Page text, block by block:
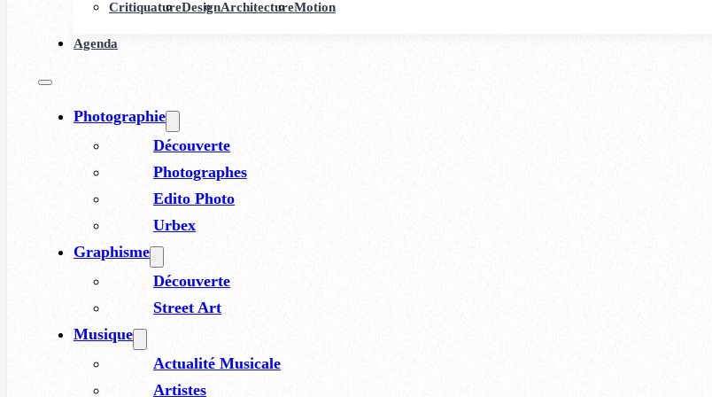
CritiquatureDesignArchitectureMotion
Agenda
Photographie
Découverte
Photographes
Edito Photo
Urbex
Graphisme
Découverte
Street Art
Musique
Actualité Musicale
Artistes